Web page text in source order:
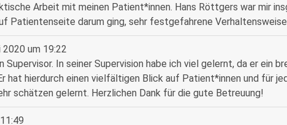
Arbeit mit meinen Patient*innen. Hans Röttgers war mir
Patientenseite darum ging, sehr festgefahrene
2020 um 19:22
Supervisor. In seiner Supervision habe ich viel gelernt, da er ein
hat hierdurch einen vielfältigen Blick auf Patient*innen und für
schätzen gelernt. Herzlichen Dank für die gute Betreuung!
11:49